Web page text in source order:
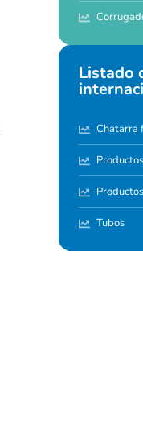
Listado
Chatarra
Tubos